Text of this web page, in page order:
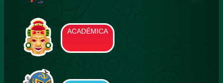
ACADÉMICA